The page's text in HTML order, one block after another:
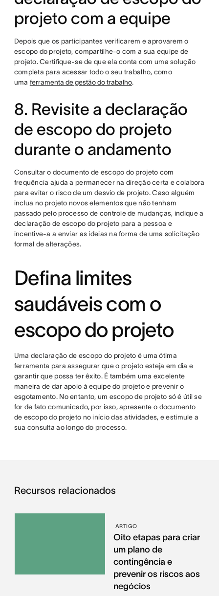
projeto com a equipe
Depois que os participantes verificarem e aprovarem o
escopo do projeto, compartilhe-o com a sua equipe de
projeto. Certifique-se de que ela conta com uma solução
completa para acessar todo o seu trabalho, como
uma ferramenta de gestão do trabalho.
8. Revisite a declaração
de escopo do projeto
durante o andamento
Consultar o documento de escopo do projeto com
frequência ajuda a permanecer na direção certa e colabora
para evitar o risco de um desvio de projeto. Caso alguém
inclua no projeto novos elementos que não tenham
passado pelo processo de controle de mudanças, indique a
declaração de escopo do projeto para a pessoa e
incentive-a a enviar as ideias na forma de uma solicitação
formal de alterações.
Defina limites
saudáveis com o
escopo do projeto
Uma declaração de escopo do projeto é uma ótima
ferramenta para assegurar que o projeto esteja em dia e
garantir que possa ter êxito. É também uma excelente
maneira de dar apoio à equipe do projeto e prevenir o
esgotamento. No entanto, um escopo de projeto só é útil se
for de fato comunicado, por isso, apresente o documento
de escopo do projeto no início das atividades, e estimule a
sua consulta ao longo do processo.
Recursos relacionados
ARTIGO
Oito etapas para criar
um plano de
contingência e
prevenir os riscos aos
negócios